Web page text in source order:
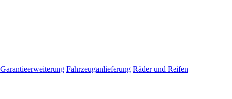
Garantieerweiterung Fahrzeuganlieferung Räder und Reifen